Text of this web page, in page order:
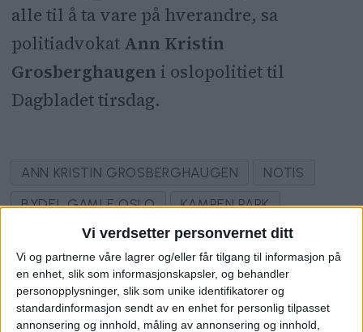
Vi verdsetter personvernet ditt
Vi og partnerne våre lagrer og/eller får tilgang til informasjon på
en enhet, slik som informasjonskapsler, og behandler
personopplysninger, slik som unike identifikatorer og
standardinformasjon sendt av en enhet for personlig tilpasset
annonsering og innhold, måling av annonsering og innhold,
alle til å ta vare på hverandre, sa
politiadvokat Ann Kristin
Grosberghaugen i oslopolitiet til
Dagbladet tirsdag.
ANN KRISTIN GROSBERGHAUGEN
NOTIS
BYDEL GAMLE OSLO
KAMPEN PARK
VOLDTEKT
OSLO TINGRETT